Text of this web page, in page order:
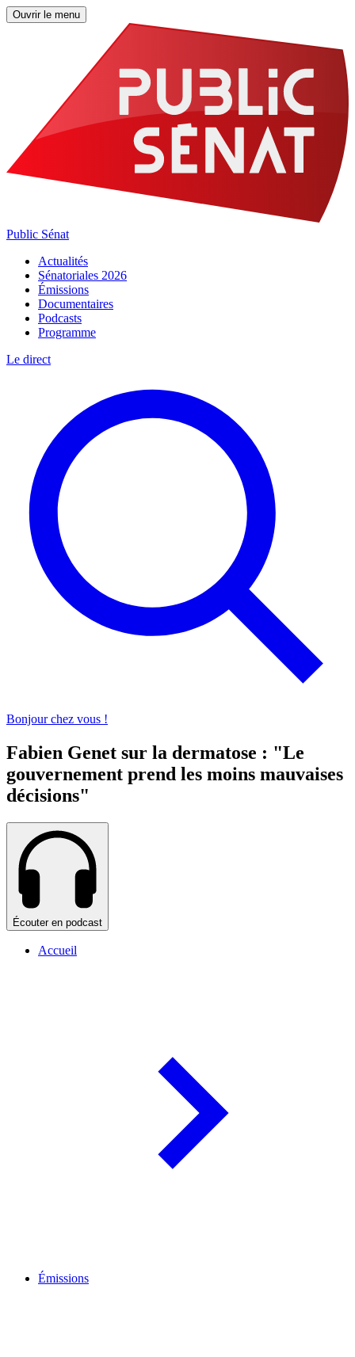
Ouvrir le menu
Public Sénat
Actualités
Sénatoriales 2026
Émissions
Documentaires
Podcasts
Programme
Le direct
Bonjour chez vous !
Fabien Genet sur la dermatose : "Le
gouvernement prend les moins mauvaises
décisions"
Écouter en podcast
Accueil
Émissions